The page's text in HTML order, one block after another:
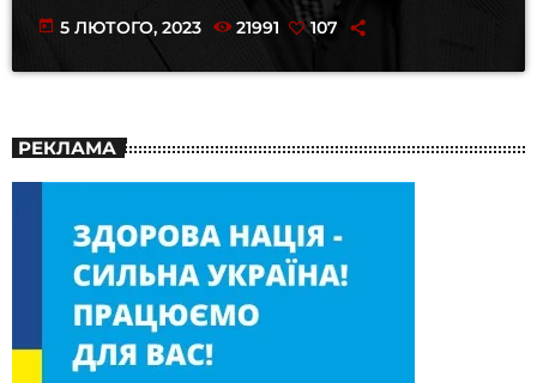
today 5 ЛЮТОГО, 2023 21991 107
РЕКЛАМА